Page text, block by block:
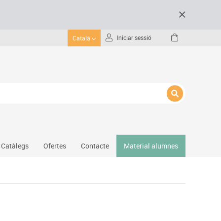
Català Iniciar sessió
Catàlegs Ofertes Contacte Material alumnes